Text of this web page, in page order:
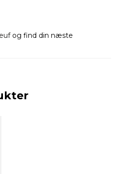
og find din næste